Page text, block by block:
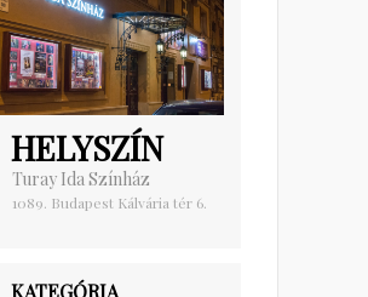
HELYSZÍN
Turay Ida Színház
1089. Budapest Kálvária tér 6.
KATEGÓRIA